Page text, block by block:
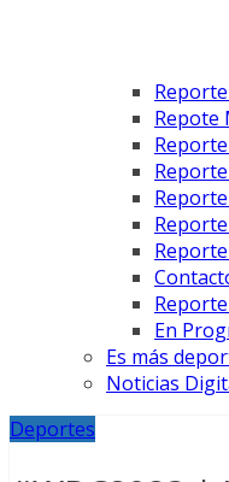
Repote
En
Es más
Noticias
Deportes